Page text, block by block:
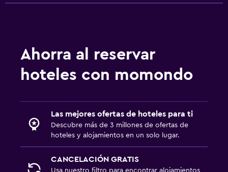
Ahorra al reservar
hoteles con momondo
Las mejores ofertas de hoteles para ti
Descubre más de 3 millones de ofertas de
hoteles y alojamientos en un solo lugar.
CANCELACIÓN GRATIS
Usa nuestro filtro para encontrar alojamientos